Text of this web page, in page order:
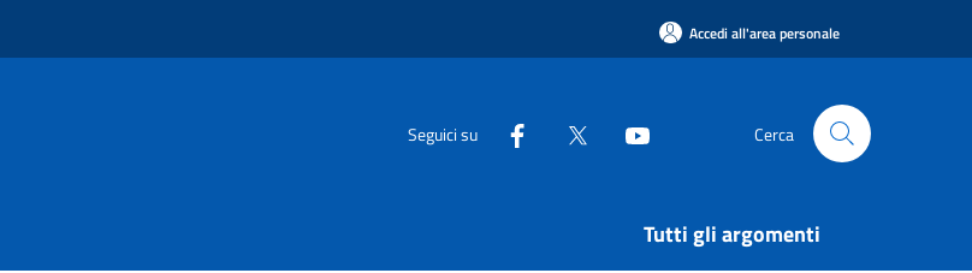
Accedi all'area personale
Seguici su Cerca
Tutti gli argomenti